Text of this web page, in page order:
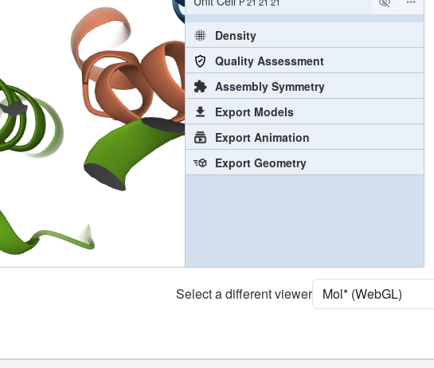
Density
Quality Assessment
Assembly Symmetry
Export Models
Export Animation
Export Geometry
Select a different viewer